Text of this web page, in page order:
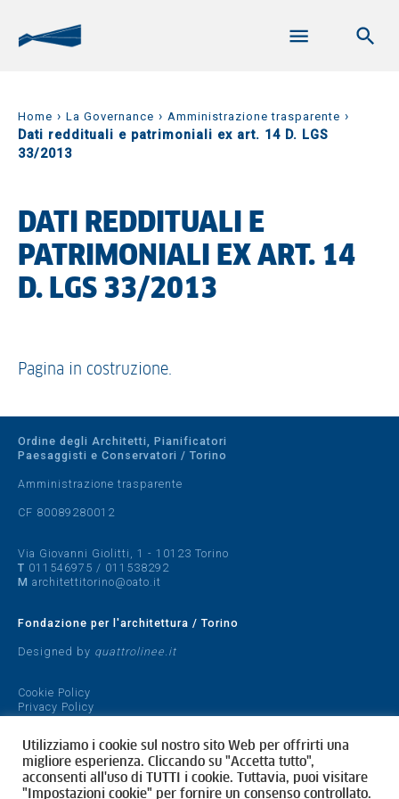
Home › La Governance › Amministrazione trasparente ›
Dati reddituali e patrimoniali ex art. 14 D. LGS
33/2013
DATI REDDITUALI E
PATRIMONIALI EX ART. 14
D. LGS 33/2013
Pagina in costruzione.
Ordine degli Architetti, Pianificatori
Paesaggisti e Conservatori / Torino
Amministrazione trasparente
CF 80089280012
Via Giovanni Giolitti, 1 - 10123 Torino
T 011546975 / 011538292
M architettitorino@oato.it
Fondazione per l'architettura / Torino
Designed by quattrolinee.it
Cookie Policy
Privacy Policy
Utilizziamo i cookie sul nostro sito Web per offrirti una
migliore esperienza. Cliccando su "Accetta tutto",
acconsenti all'uso di TUTTI i cookie. Tuttavia, puoi visitare
"Impostazioni cookie" per fornire un consenso controllato.